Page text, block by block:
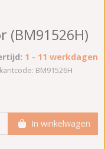
(BM91526H)
1 - 11 werkdagen
BM91526H
In winkelwagen